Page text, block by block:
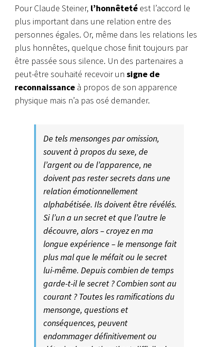
Pour Claude Steiner, l’honnêteté est l’accord le
plus important dans une relation entre des
personnes égales. Or, même dans les relations les
plus honnêtes, quelque chose finit toujours par
être passée sous silence. Un des partenaires a
peut-être souhaité recevoir un signe de
reconnaissance à propos de son apparence
physique mais n’a pas osé demander.
De tels mensonges par omission,
souvent à propos du sexe, de
l’argent ou de l’apparence, ne
doivent pas rester secrets dans une
relation émotionnellement
alphabétisée. Ils doivent être révélés.
Si l’un a un secret et que l’autre le
découvre, alors – croyez en ma
longue expérience – le mensonge fait
plus mal que le méfait ou le secret
lui-même. Depuis combien de temps
garde-t-il le secret ? Combien sont au
courant ? Toutes les ramifications du
mensonge, questions et
conséquences, peuvent
endommager définitivement ou